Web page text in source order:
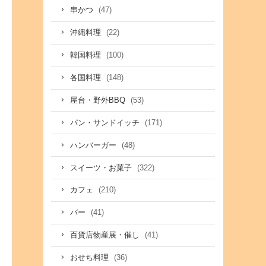
串かつ (47)
沖縄料理 (22)
韓国料理 (100)
各国料理 (148)
屋台・野外BBQ (53)
パン・サンドイッチ (171)
ハンバーガー (48)
スイーツ・お菓子 (322)
カフェ (210)
バー (41)
百貨店物産展・催し (41)
おせち料理 (36)